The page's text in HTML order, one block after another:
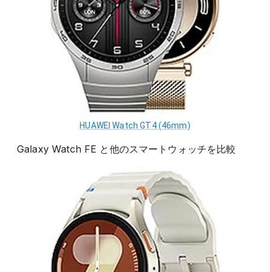
HUAWEI Watch GT4 (46mm)
Galaxy Watch FE と他のスマートウォッチを比較